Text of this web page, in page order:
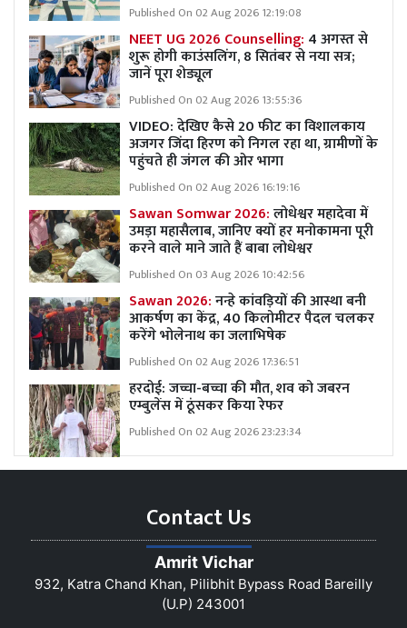
Published On 02 Aug 2026 12:19:08
NEET UG 2026 Counselling: 4 अगस्त से
शुरू होगी काउंसलिंग, 8 सितंबर से नया सत्र;
जानें पूरा शेड्यूल
Published On 02 Aug 2026 13:55:36
VIDEO: देखिए कैसे 20 फीट का विशालकाय
अजगर जिंदा हिरण को निगल रहा था, ग्रामीणों के
पहुंचते ही जंगल की ओर भागा
Published On 02 Aug 2026 16:19:16
Sawan Somwar 2026:लोधेश्वर महादेवा में
उमड़ा महासैलाब, जानिए क्यों हर मनोकामना पूरी
करने वाले माने जाते हैं बाबा लोधेश्वर
Published On 03 Aug 2026 10:42:56
Sawan 2026:नन्हे कांवड़ियों की आस्था बनी
आकर्षण का केंद्र, 40 किलोमीटर पैदल चलकर
करेंगे भोलेनाथ का जलाभिषेक
Published On 02 Aug 2026 17:36:51
हरदोई: जच्चा-बच्चा की मौत, शव को जबरन
एम्बुलेंस में ठूंसकर किया रेफर
Published On 02 Aug 2026 23:23:34
Contact Us
Amrit Vichar
932, Katra Chand Khan, Pilibhit Bypass Road Bareilly
(U.P) 243001